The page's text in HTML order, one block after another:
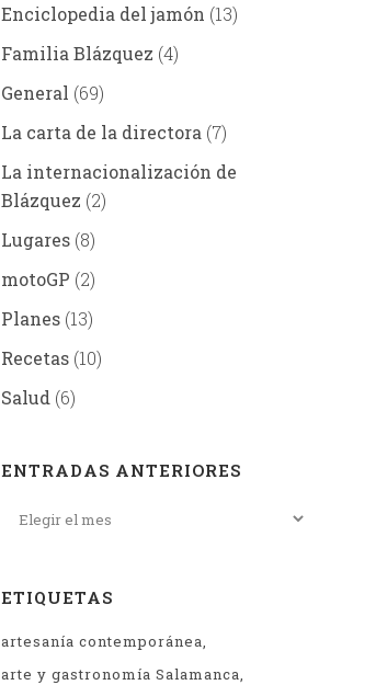
Enciclopedia del jamón (13)
Familia Blázquez (4)
General (69)
La carta de la directora (7)
La internacionalización de
Blázquez (2)
Lugares (8)
motoGP (2)
Planes (13)
Recetas (10)
Salud (6)
ENTRADAS ANTERIORES
ETIQUETAS
artesanía contemporánea
arte y gastronomía Salamanca